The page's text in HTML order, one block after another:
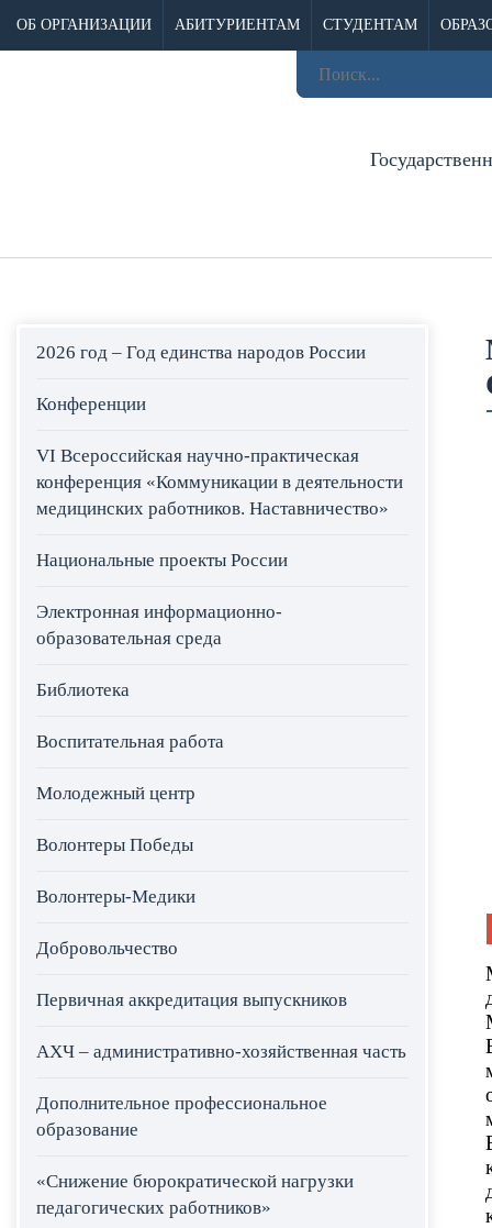
ОБ ОРГАНИЗАЦИИ АБИТУРИЕНТАМ СТУДЕНТАМ
2026 год – Год единства народов России
Конференции
VI Всероссийская научно-практическая
конференция «Коммуникации в деятельности
медицинских работников. Наставничество»
Национальные проекты России
Электронная информационно-
образовательная среда
Библиотека
Воспитательная работа
Молодежный центр
Волонтеры Победы
Волонтеры-Медики
Добровольчество
Первичная аккредитация выпускников
АХЧ – административно-хозяйственная часть
Дополнительное профессиональное
образование
«Снижение бюрократической нагрузки
педагогических работников»